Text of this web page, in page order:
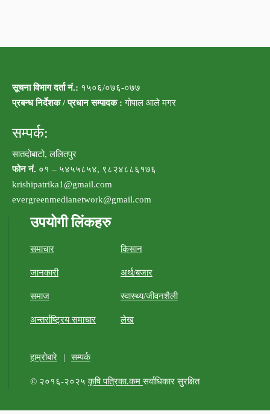
सूचना विभाग दर्ता नं.: १५०६/०७६-०७७
प्रबन्ध निर्देशक / प्रधान सम्पादक : गोपाल आले मगर
सम्पर्क:
सातदोबाटो, ललितपुर
फोन नं. ०१ – ५४५५८५४, ९८२४८८६१७६
krishipatrika1@gmail.com
evergreenmedianetwork@gmail.com
उपयोगी लिंकहरु
समाचार किसान
जानकारी अर्थ/बजार
समाज स्वास्थ्य/जीवनशैली
अन्तर्राष्ट्रिय समाचार लेख
हाम्रोबारे | सम्पर्क
© २०१६-२०२५कृषि पत्रिका.कमसर्वाधिकार सुरक्षित